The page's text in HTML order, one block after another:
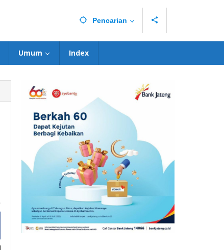
Pencarian
Umum Index